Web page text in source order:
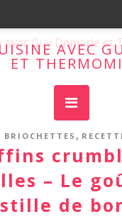
AVEC
ET
Cuisine facile, plaisir
,
– Le
de